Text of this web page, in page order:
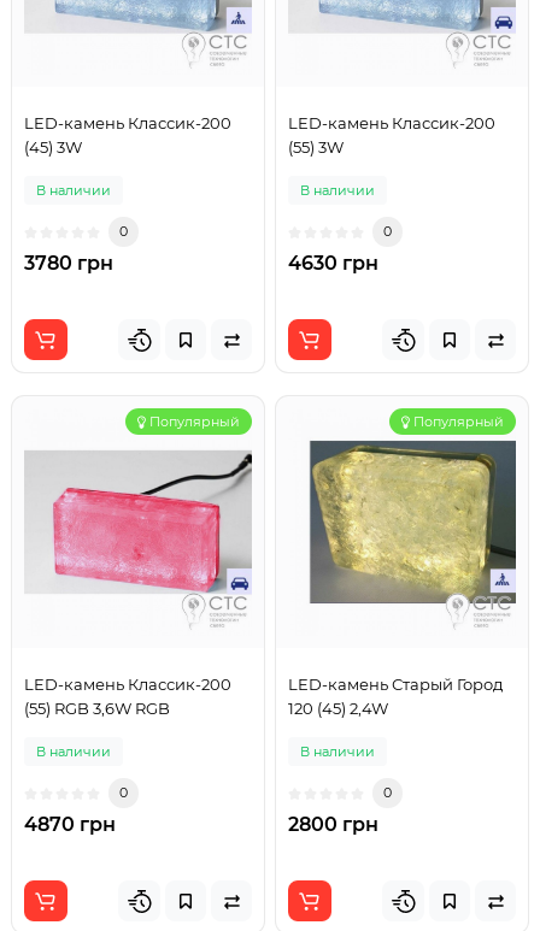
LED-камень Классик-200
(45) 3W
В наличии
0
3780 грн
LED-камень Классик-200
(55) 3W
В наличии
0
4630 грн
Популярный
LED-камень Классик-200
(55) RGB 3,6W RGB
В наличии
0
4870 грн
Популярный
LED-камень Старый Город
120 (45) 2,4W
В наличии
0
2800 грн